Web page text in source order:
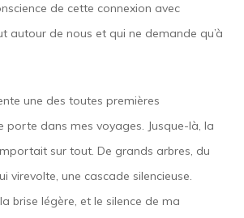
de cette connexion avec
autour de nous et qui ne demande qu’à
une des toutes premières
porte dans mes voyages. Jusque-là, la
sur tout. De grands arbres, du
virevolte, une cascade silencieuse.
brise légère, et le silence de ma